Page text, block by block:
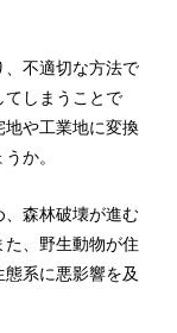
不適切な方法で
しまうことで
や工業地に変換
か。
森林破壊が進む
、野生動物が住
系に悪影響を及